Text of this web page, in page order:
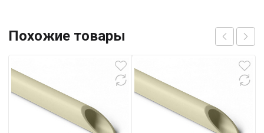
Похожие товары